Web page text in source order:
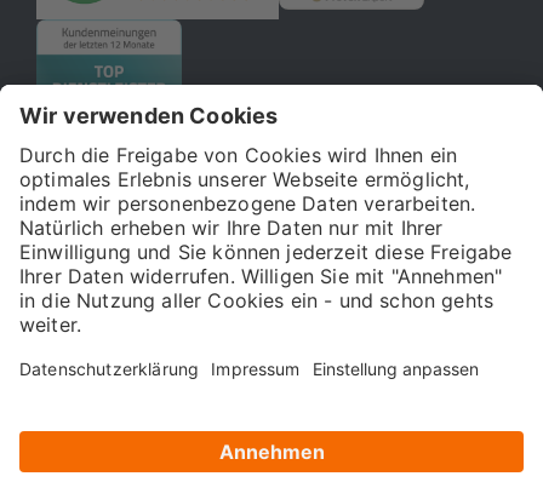
© 2026 121WATT GmbH
Über uns
Allgemeine Geschäftsbedingungen